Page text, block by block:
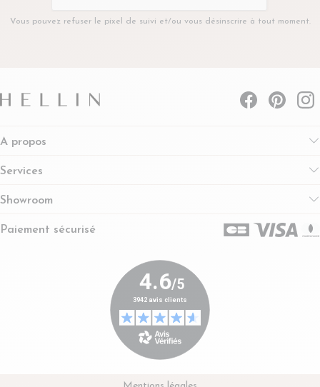
Vous pouvez refuser le pixel de suivi et/ou vous désinscrire à tout moment.
A propos
Services
Showroom
Paiement sécurisé